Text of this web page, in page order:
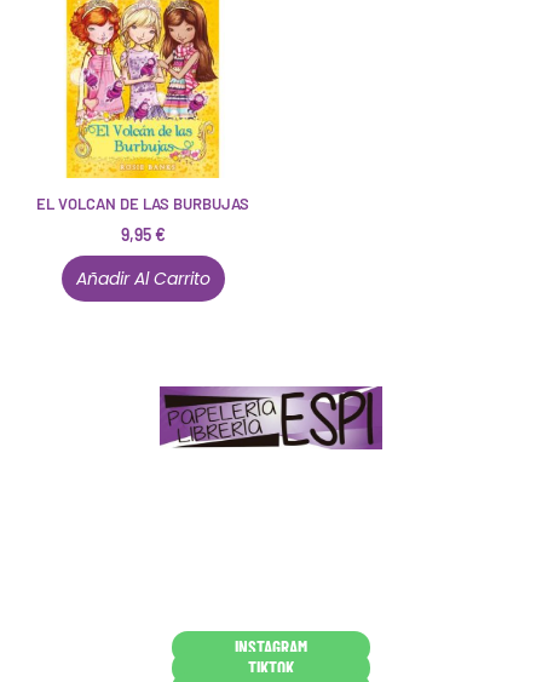
EL VOLCAN DE LAS BURBUJAS
9,95€
Añadir Al Carrito
INSTAGRAM
TIKTOK